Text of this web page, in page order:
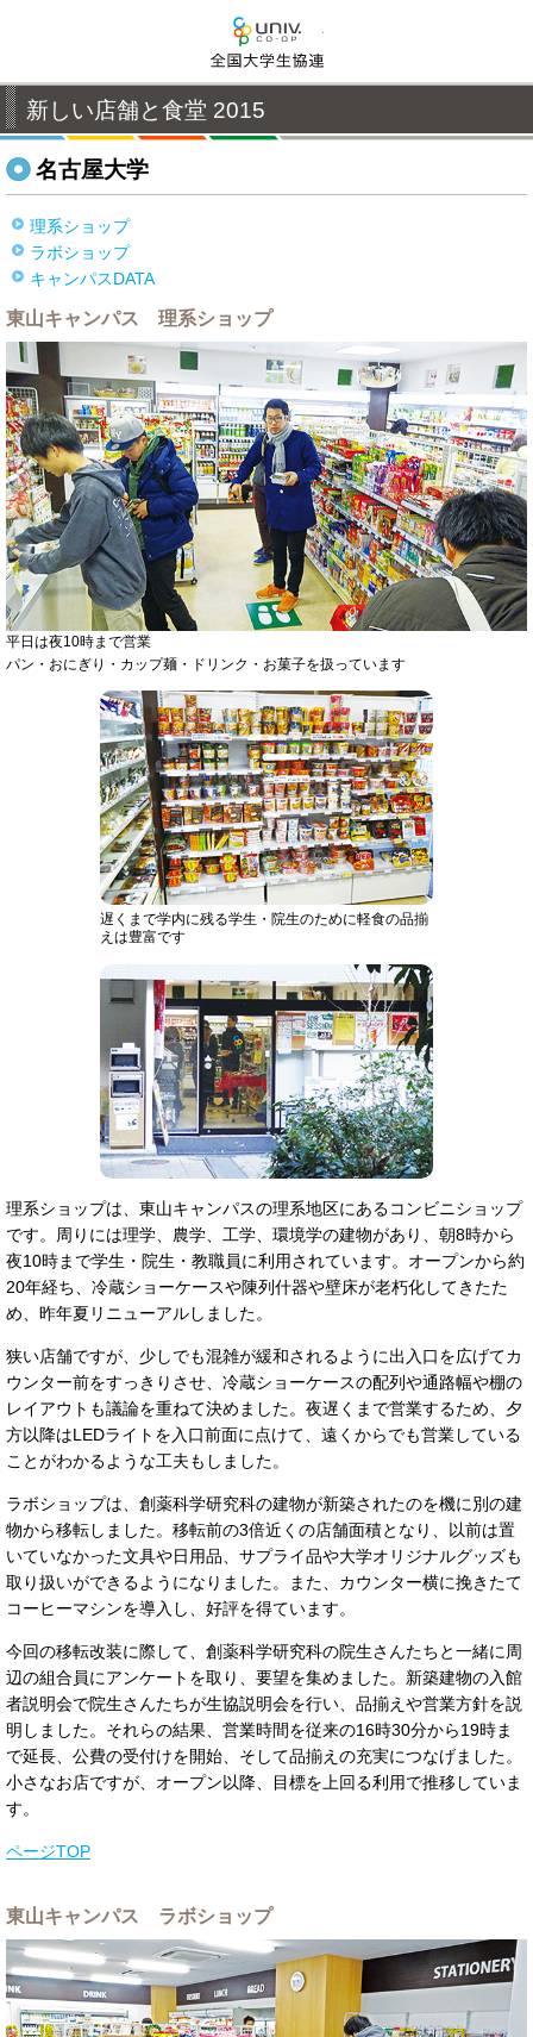
新しい店舗と食堂 2015
名古屋大学
理系ショップ
ラボショップ
キャンパスDATA
東山キャンパス 理系ショップ
平日は夜10時まで営業
パン・おにぎり・カップ麺・ドリンク・お菓子を扱っています
遅くまで学内に残る学生・院生のために軽食の品揃
えは豊富です
理系ショップは、東山キャンパスの理系地区にあるコンビニショップ
です。周りには理学、農学、工学、環境学の建物があり、朝8時から
夜10時まで学生・院生・教職員に利用されています。オープンから約
20年経ち、冷蔵ショーケースや陳列什器や壁床が老朽化してきたた
め、昨年夏リニューアルしました。
狭い店舗ですが、少しでも混雑が緩和されるように出入口を広げてカ
ウンター前をすっきりさせ、冷蔵ショーケースの配列や通路幅や棚の
レイアウトも議論を重ねて決めました。夜遅くまで営業するため、夕
方以降はLEDライトを入口前面に点けて、遠くからでも営業している
ことがわかるような工夫もしました。
ラボショップは、創薬科学研究科の建物が新築されたのを機に別の建
物から移転しました。移転前の3倍近くの店舗面積となり、以前は置
いていなかった文具や日用品、サプライ品や大学オリジナルグッズも
取り扱いができるようになりました。また、カウンター横に挽きたて
コーヒーマシンを導入し、好評を得ています。
今回の移転改装に際して、創薬科学研究科の院生さんたちと一緒に周
辺の組合員にアンケートを取り、要望を集めました。新築建物の入館
者説明会で院生さんたちが生協説明会を行い、品揃えや営業方針を説
明しました。それらの結果、営業時間を従来の16時30分から19時ま
で延長、公費の受付けを開始、そして品揃えの充実につなげました。
小さなお店ですが、オープン以降、目標を上回る利用で推移していま
す。
ページTOP
東山キャンパス ラボショップ